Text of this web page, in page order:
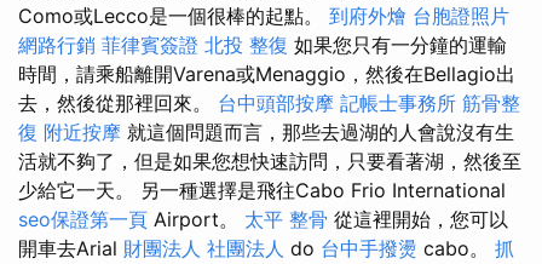
Como或Lecco是一個很棒的起點。 到府外燴 台胞證照片
網路行銷 菲律賓簽證 北投 整復 如果您只有一分鐘的運輸
時間，請乘船離開Varena或Menaggio，然後在Bellagio出
去，然後從那裡回來。 台中頭部按摩 記帳士事務所 筋骨整
復 附近按摩 就這個問題而言，那些去過湖的人會說沒有生
活就不夠了，但是如果您想快速訪問，只要看著湖，然後至
少給它一天。 另一種選擇是飛往Cabo Frio International
seo保證第一頁 Airport。 太平 整骨 從這裡開始，您可以
開車去Arial 財團法人 社團法人 do 台中手撥燙 cabo。 抓